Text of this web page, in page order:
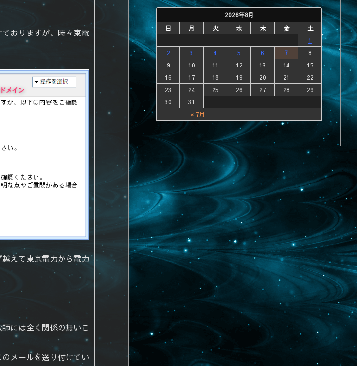
おりますが、時々東電
えて東京電力から電力
には全く関係の無いこ
メールを送り付けてい
2026年8月
日
月 火 水 木 金
土
1
2
3 4 5 6 7
8
9
10 11 12 13 14
15
16
17 18 19 20 21
22
23
24 25 26 27 28
29
30
31
« 7月